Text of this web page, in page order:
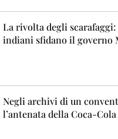
La rivolta degli
indiani sfidano il governo
Negli archivi di un
l’antenata della Coca-Cola